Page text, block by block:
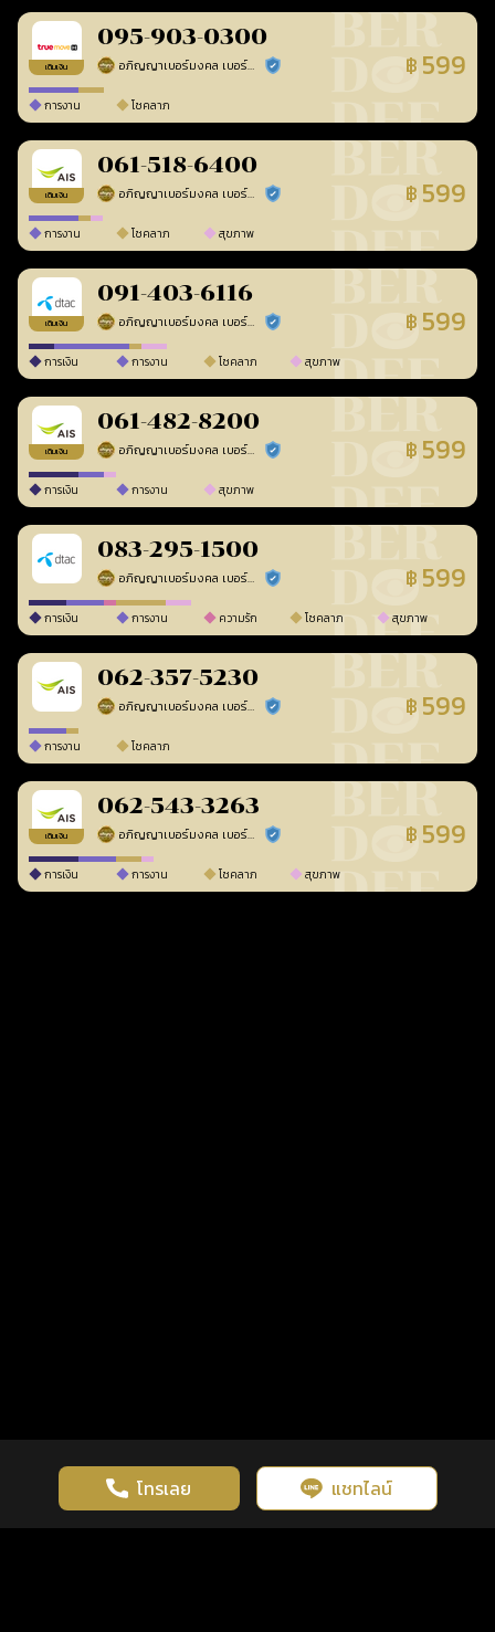
เติมเงิน
095-903-0300
อภิญญาเบอร์มงคล เบอร์สวยเลขศาสตร์ ร้านยืนยันแล้ว ฿ 599
การงาน โชคลาภ
เติมเงิน
061-518-6400
อภิญญาเบอร์มงคล เบอร์สวยเลขศาสตร์ ร้านยืนยันแล้ว ฿ 599
การงาน โชคลาภ สุขภาพ
เติมเงิน
091-403-6116
อภิญญาเบอร์มงคล เบอร์สวยเลขศาสตร์ ร้านยืนยันแล้ว ฿ 599
การเงิน การงาน โชคลาภ สุขภาพ
เติมเงิน
061-482-8200
อภิญญาเบอร์มงคล เบอร์สวยเลขศาสตร์ ร้านยืนยันแล้ว ฿ 599
การเงิน การงาน สุขภาพ
083-295-1500
อภิญญาเบอร์มงคล เบอร์สวยเลขศาสตร์ ร้านยืนยันแล้ว ฿ 599
การเงิน การงาน ความรัก โชคลาภ สุขภาพ
062-357-5230
อภิญญาเบอร์มงคล เบอร์สวยเลขศาสตร์ ร้านยืนยันแล้ว ฿ 599
การงาน โชคลาภ
เติมเงิน
062-543-3263
อภิญญาเบอร์มงคล เบอร์สวยเลขศาสตร์ ร้านยืนยันแล้ว ฿ 599
การเงิน การงาน โชคลาภ สุขภาพ
โทรเลย แชทไลน์
เว็บไซต์นี้มีการใช้งานคุกกี้ เพื่อเพิ่มประสิทธิภาพและประสบการณ์ที่ดี
ในการใช้งานเว็บไซต์ นโยบายความเป็นส่วนตัว
รู้ก่อน พร้อมกว่า ทุกจังหวะชีวิต คลิกดูดวงฟรี